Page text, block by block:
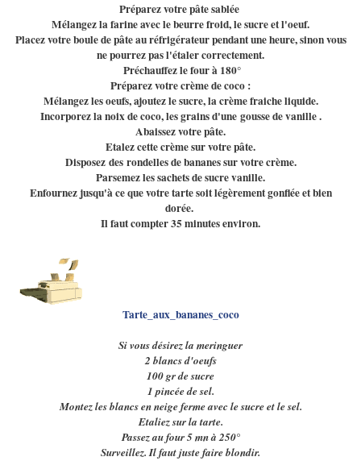
Préparez votre pâte sablée
Mélangez la farine avec le beurre froid, le sucre et l'oeuf.
Placez votre boule de pâte au réfrigérateur pendant une heure, sinon vous
ne pourrez pas l'étaler correctement.
Préchauffez le four à 180°
Préparez votre crème de coco :
Mélangez les oeufs, ajoutez le sucre, la crème fraiche liquide.
Incorporez la noix de coco, les grains d'une gousse de vanille .
Abaissez votre pâte.
Etalez cette crème sur votre pâte.
Disposez des rondelles de bananes sur votre crème.
Parsemez les sachets de sucre vanille.
Enfournez jusqu'à ce que votre tarte soit légèrement gonflée et bien
dorée.
Il faut compter 35 minutes environ.
Tarte_aux_bananes_coco
Si vous désirez la meringuer
2 blancs d'oeufs
100 gr de sucre
1 pincée de sel.
Montez les blancs en neige ferme avec le sucre et le sel.
Etaliez sur la tarte.
Passez au four 5 mn à 250°
Surveillez. Il faut juste faire blondir.